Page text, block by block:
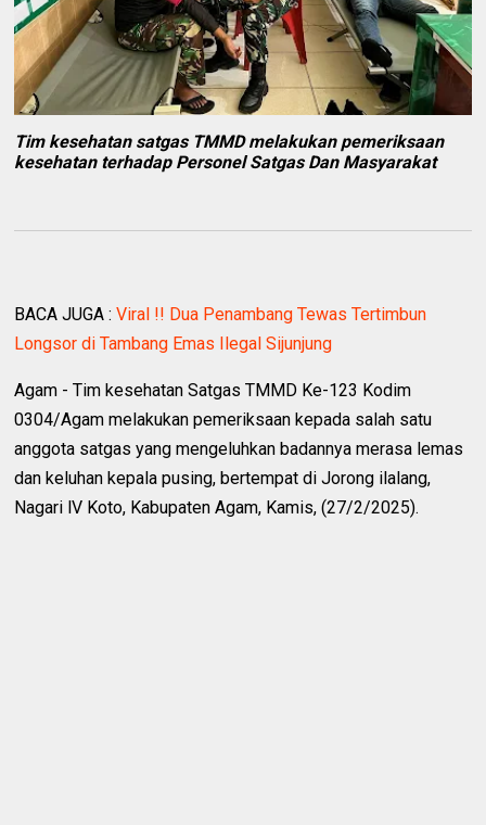
Tim kesehatan satgas TMMD melakukan pemeriksaan
kesehatan terhadap Personel Satgas Dan Masyarakat
BACA JUGA :Viral !! Dua Penambang Tewas Tertimbun
Longsor di Tambang Emas Ilegal Sijunjung
Agam - Tim kesehatan Satgas TMMD Ke-123 Kodim
0304/Agam melakukan pemeriksaan kepada salah satu
anggota satgas yang mengeluhkan badannya merasa lemas
dan keluhan kepala pusing, bertempat di Jorong ilalang,
Nagari lV Koto, Kabupaten Agam, Kamis, (27/2/2025).